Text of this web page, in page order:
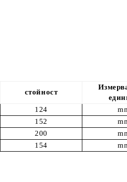
стойност
124
152
200
154